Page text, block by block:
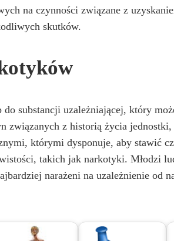
e
na czynności związane z
skutków.
substancji uzależniającej, który
związanych z historią życia
którymi dysponuje, aby stawić
takich jak narkotyki. Młodzi
narażeni na uzależnienie od